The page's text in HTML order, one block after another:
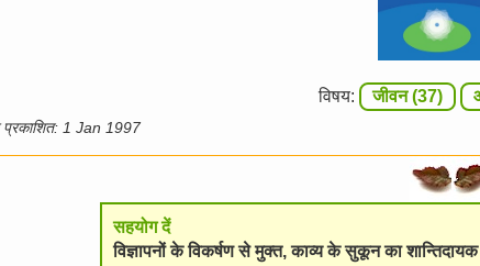
विषय: जीवन (37)
प्रकाशित: 1 Jan 1997
सहयोग दें
विज्ञापनों के विकर्षण से मुक्त, काव्य के सुकून का